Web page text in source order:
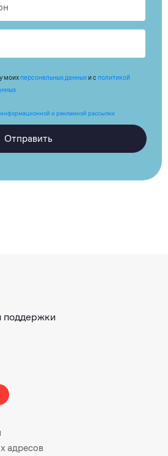
моих персональных данныхи с политикой
информационной и рекламной рассылки
Отправить
поддержки
адресов